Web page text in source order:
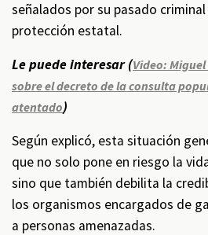
señalados por su pasado
protección estatal.
Le puede interesar (Video:
sobre el decreto de la consulta
atentado)
Según explicó, esta situación
que no solo pone en riesgo la
sino que también debilita la
los organismos encargados de
a personas amenazadas.